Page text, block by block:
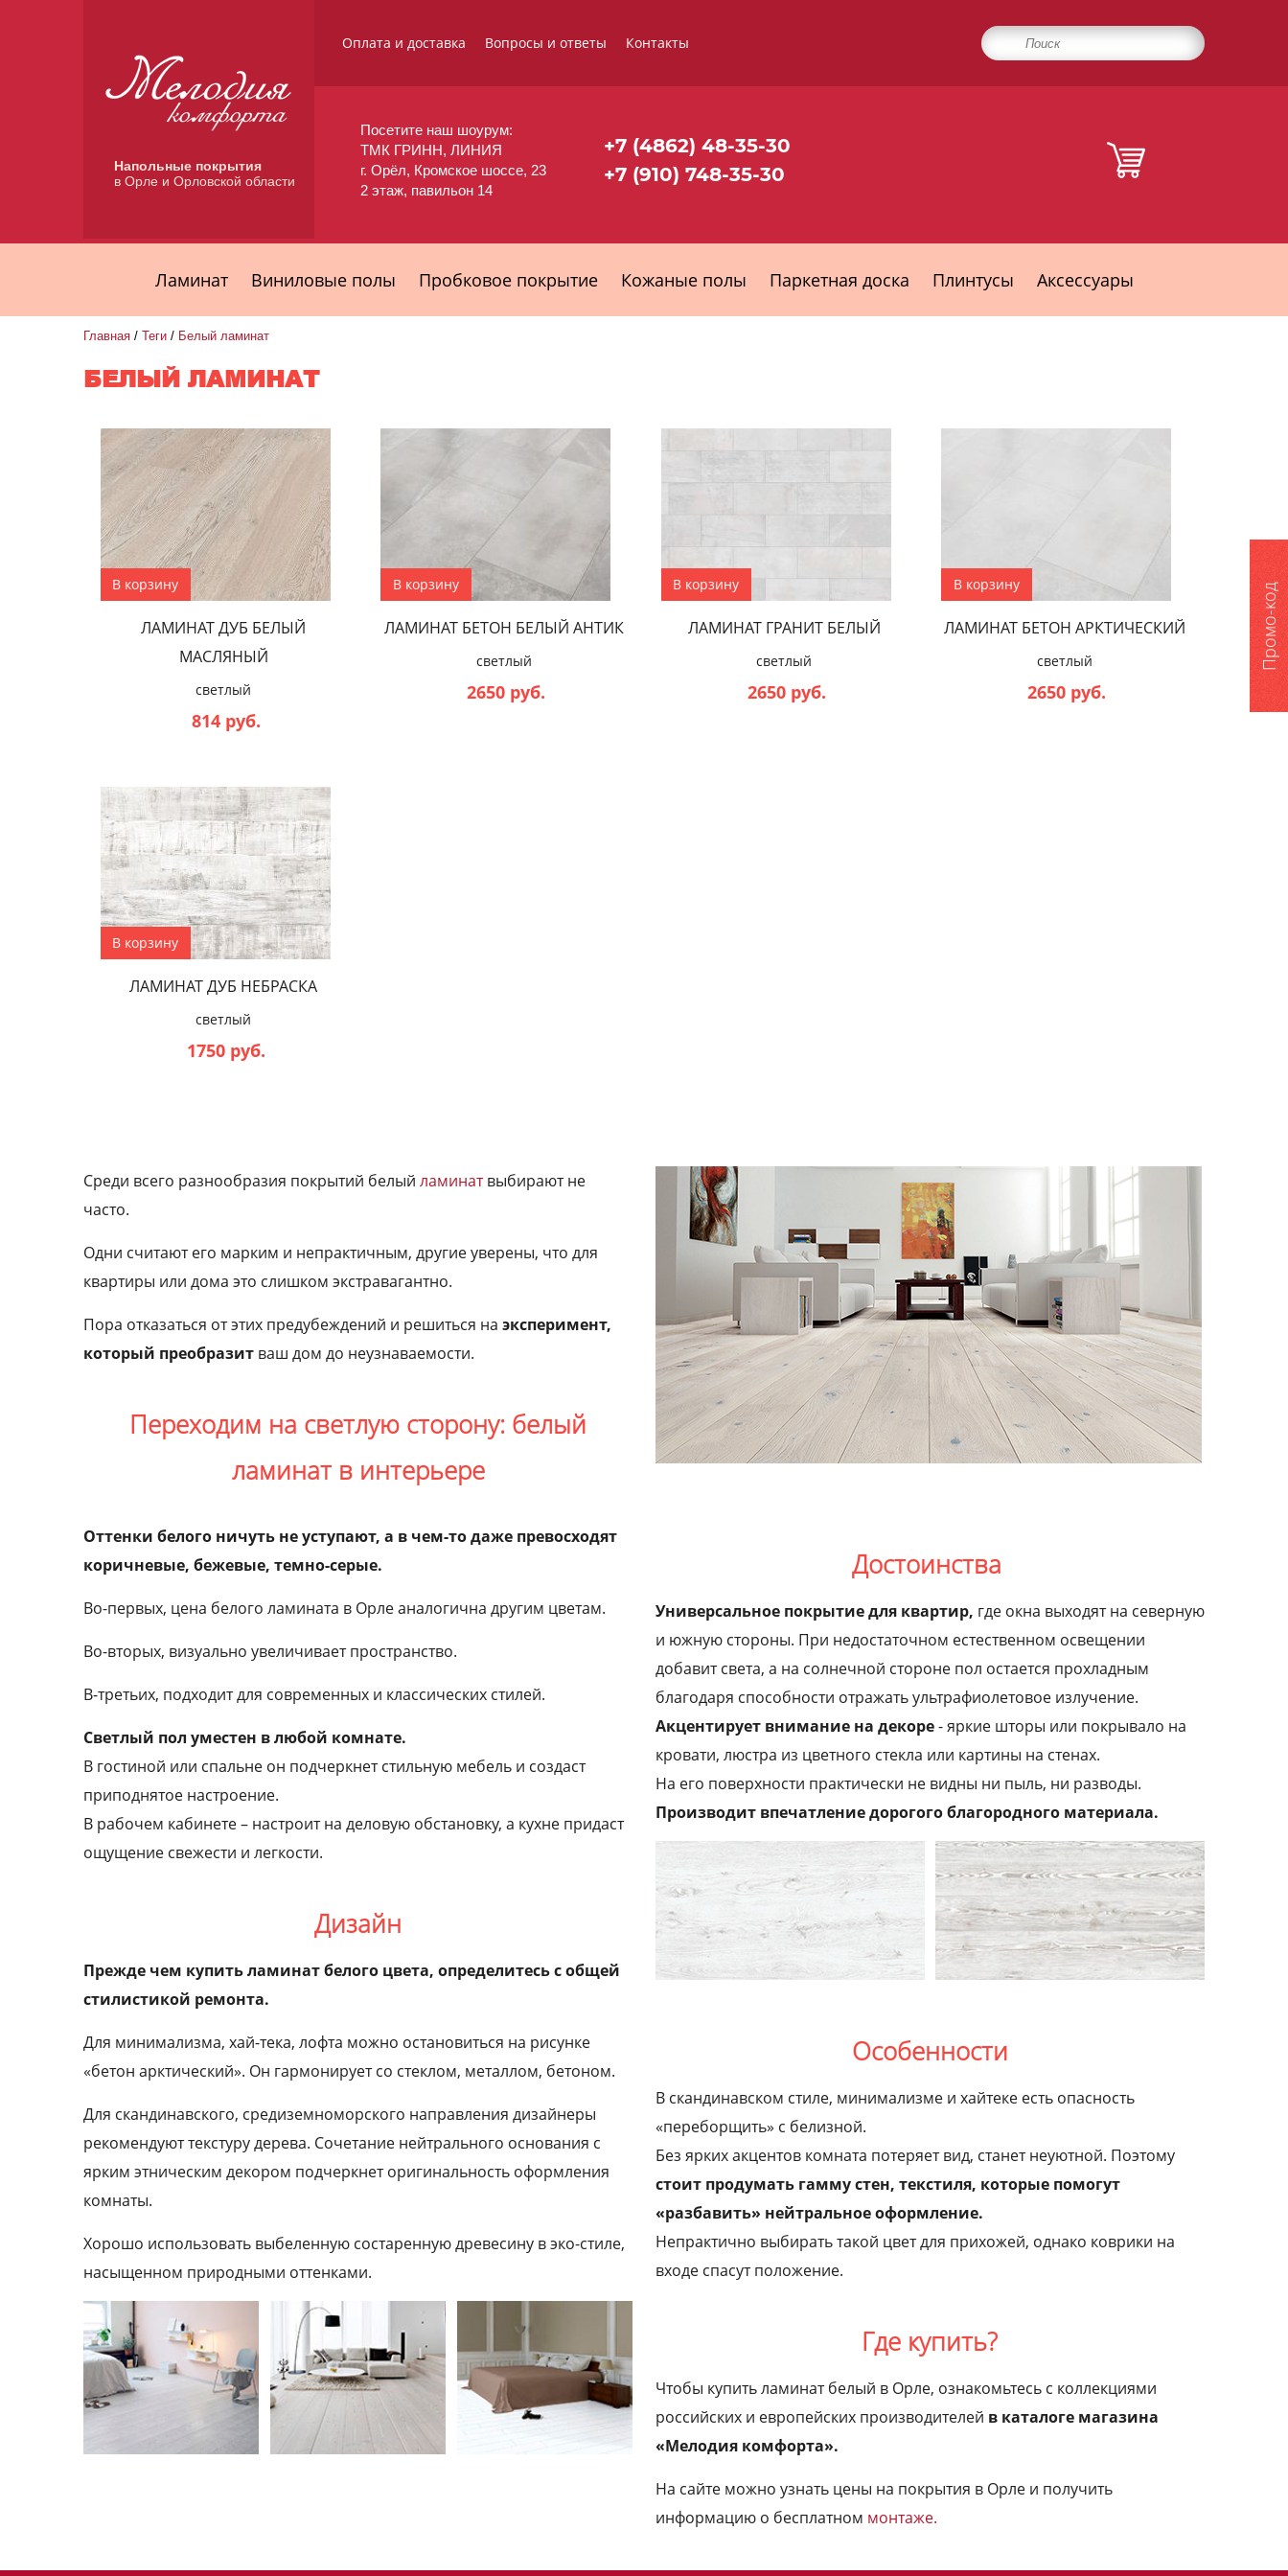
Напольные покрытия
в Орле и Орловской области
Оплата и доставка Вопросы и ответы Контакты
Посетите наш шоурум:
ТМК ГРИНН, ЛИНИЯ
г. Орёл, Кромское шоссе, 23
2 этаж, павильон 14
+7 (4862) 48-35-30
+7 (910) 748-35-30
Ламинат Виниловые полы Пробковое покрытие Кожаные полы Паркетная доска Плинтусы Аксессуары
Главная / Теги / Белый ламинат
Промо-код
БЕЛЫЙ ЛАМИНАТ
В корзину
ЛАМИНАТ ДУБ БЕЛЫЙ
МАСЛЯНЫЙ
светлый
814 руб.
В корзину
ЛАМИНАТ БЕТОН БЕЛЫЙ АНТИК
светлый
2650 руб.
В корзину
ЛАМИНАТ ГРАНИТ БЕЛЫЙ
светлый
2650 руб.
В корзину
ЛАМИНАТ БЕТОН АРКТИЧЕСКИЙ
светлый
2650 руб.
В корзину
ЛАМИНАТ ДУБ НЕБРАСКА
светлый
1750 руб.
Среди всего разнообразия покрытий белый ламинатвыбирают не
часто.
Одни считают его марким и непрактичным, другие уверены, что для
квартиры или дома это слишком экстравагантно.
Пора отказаться от этих предубеждений и решиться на эксперимент,
который преобразит ваш дом до неузнаваемости.
Переходим на светлую сторону: белый
ламинат в интерьере
Оттенки белого ничуть не уступают, а в чем-то даже превосходят
коричневые, бежевые, темно-серые.
Во-первых, цена белого ламината в Орле аналогична другим цветам.
Во-вторых, визуально увеличивает пространство.
В-третьих, подходит для современных и классических стилей.
Светлый пол уместен в любой комнате.
В гостиной или спальне он подчеркнет стильную мебель и создаст
приподнятое настроение.
В рабочем кабинете – настроит на деловую обстановку, а кухне придаст
ощущение свежести и легкости.
Дизайн
Прежде чем купить ламинат белого цвета, определитесь с общей
стилистикой ремонта.
Для минимализма, хай-тека, лофта можно остановиться на рисунке
«бетон арктический». Он гармонирует со стеклом, металлом, бетоном.
Для скандинавского, средиземноморского направления дизайнеры
рекомендуют текстуру дерева. Сочетание нейтрального основания с
ярким этническим декором подчеркнет оригинальность оформления
комнаты.
Хорошо использовать выбеленную состаренную древесину в эко-стиле,
насыщенном природными оттенками.
Достоинства
Универсальное покрытие для квартир, где окна выходят на северную
и южную стороны. При недостаточном естественном освещении
добавит света, а на солнечной стороне пол остается прохладным
благодаря способности отражать ультрафиолетовое излучение.
Акцентирует внимание на декоре- яркие шторы или покрывало на
кровати, люстра из цветного стекла или картины на стенах.
На его поверхности практически не видны ни пыль, ни разводы.
Производит впечатление дорогого благородного материала.
Особенности
В скандинавском стиле, минимализме и хайтеке есть опасность
«переборщить» с белизной.
Без ярких акцентов комната потеряет вид, станет неуютной. Поэтому
стоит продумать гамму стен, текстиля, которые помогут
«разбавить» нейтральное оформление.
Непрактично выбирать такой цвет для прихожей, однако коврики на
входе спасут положение.
Где купить?
Чтобы купить ламинат белый в Орле, ознакомьтесь с коллекциями
российских и европейских производителей в каталоге магазина
«Мелодия комфорта».
На сайте можно узнать цены на покрытия в Орле и получить
информацию о бесплатном монтаже.